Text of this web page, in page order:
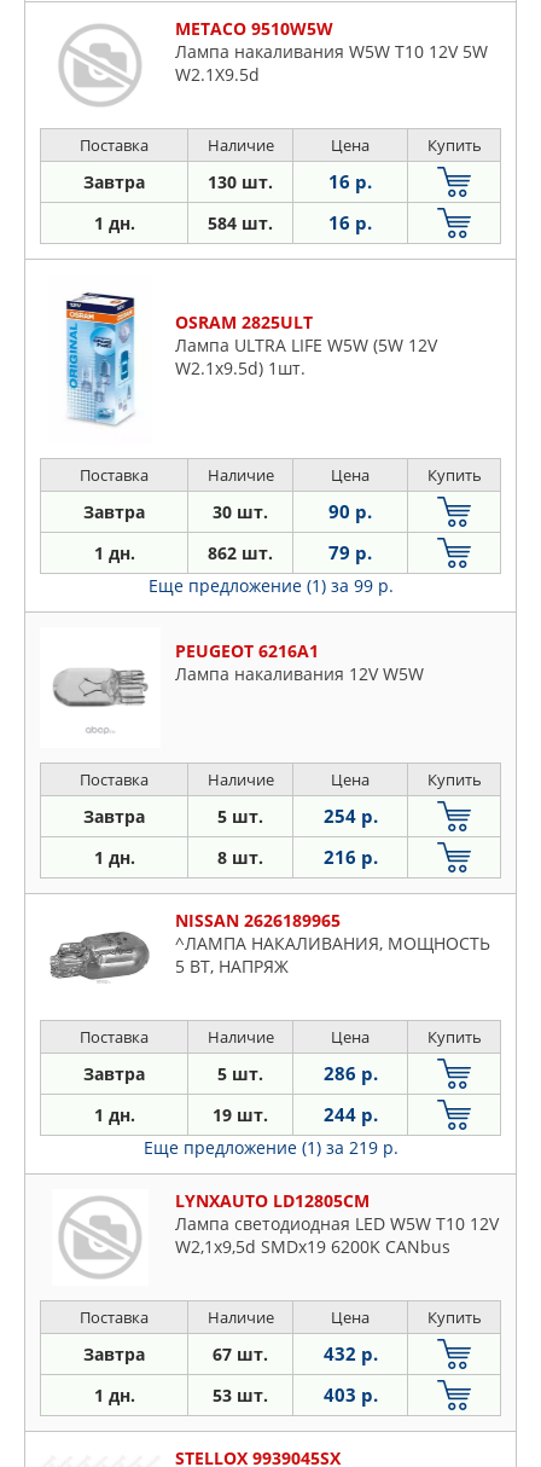
METACO 9510W5W
Лампа накаливания W5W T10 12V 5W
W2.1X9.5d
Поставка Наличие Цена Купить
Завтра 130 шт. 16 р.
1 дн. 584 шт. 16 р.
OSRAM 2825ULT
Лампа ULTRA LIFE W5W (5W 12V
W2.1x9.5d) 1шт.
Поставка Наличие Цена Купить
Завтра 30 шт. 90 р.
1 дн. 862 шт. 79 р.
Еще предложение (1) за 99 р.
PEUGEOT 6216A1
Лампа накаливания 12V W5W
Поставка Наличие Цена Купить
Завтра 5 шт. 254 р.
1 дн. 8 шт. 216 р.
NISSAN 2626189965
^ЛАМПА НАКАЛИВАНИЯ, МОЩНОСТЬ
5 ВТ, НАПРЯЖ
Поставка Наличие Цена Купить
Завтра 5 шт. 286 р.
1 дн. 19 шт. 244 р.
Еще предложение (1) за 219 р.
LYNXAUTO LD12805CM
Лампа светодиодная LED W5W T10 12V
W2,1x9,5d SMDx19 6200K CANbus
Поставка Наличие Цена Купить
Завтра 67 шт. 432 р.
1 дн. 53 шт. 403 р.
STELLOX 9939045SX